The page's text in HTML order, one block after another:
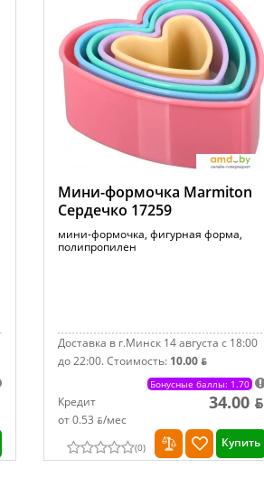
Мини-формочка Marmiton
Сердечко 17259
мини-формочка, фигурная форма,
полипропилен
Доставка в г.Минск 14 августа с 18:00
до 22:00.Стоимость: 10.00 ƃ
Бонусные баллы: 1.70
Кредит
от 0.53 ƃ/мec
34.00 ƃ
(0) Купить